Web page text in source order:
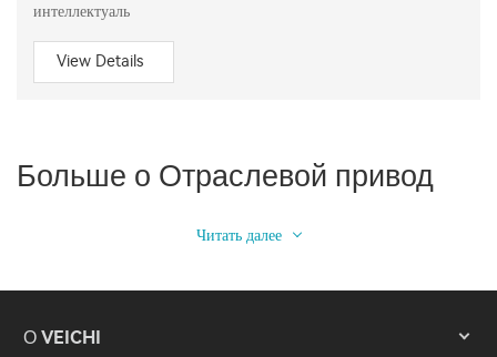
интеллектуаль
View Details
Больше о Отраслевой привод
Читать далее
О VEICHI